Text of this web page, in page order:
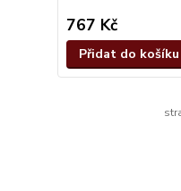
767 Kč
Přidat do košíku